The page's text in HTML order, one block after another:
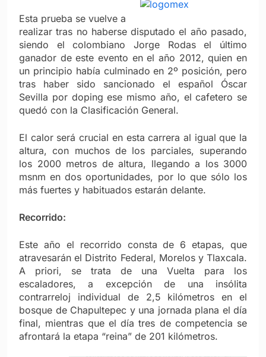
Esta prueba se vuelve a
realizar tras no haberse disputado el año pasado,
siendo el colombiano Jorge Rodas el último
ganador de este evento en el año 2012, quien en
un principio había culminado en 2º posición, pero
tras haber sido sancionado el español Óscar
Sevilla por doping ese mismo año, el cafetero se
quedó con la Clasificación General.
El calor será crucial en esta carrera al igual que la
altura, con muchos de los parciales, superando
los 2000 metros de altura, llegando a los 3000
msnm en dos oportunidades, por lo que sólo los
más fuertes y habituados estarán delante.
Recorrido:
Este año el recorrido consta de 6 etapas, que
atravesarán el Distrito Federal, Morelos y Tlaxcala.
A priori, se trata de una Vuelta para los
escaladores, a excepción de una insólita
contrarreloj individual de 2,5 kilómetros en el
bosque de Chapultepec y una jornada plana el día
final, mientras que el día tres de competencia se
afrontará la etapa “reina” de 201 kilómetros.